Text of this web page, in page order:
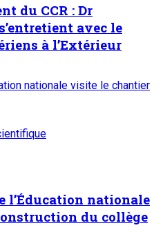
du CCR : Dr
avec le
à l’Extérieur
nationale visite le chantier
l’Éducation nationale
du collège